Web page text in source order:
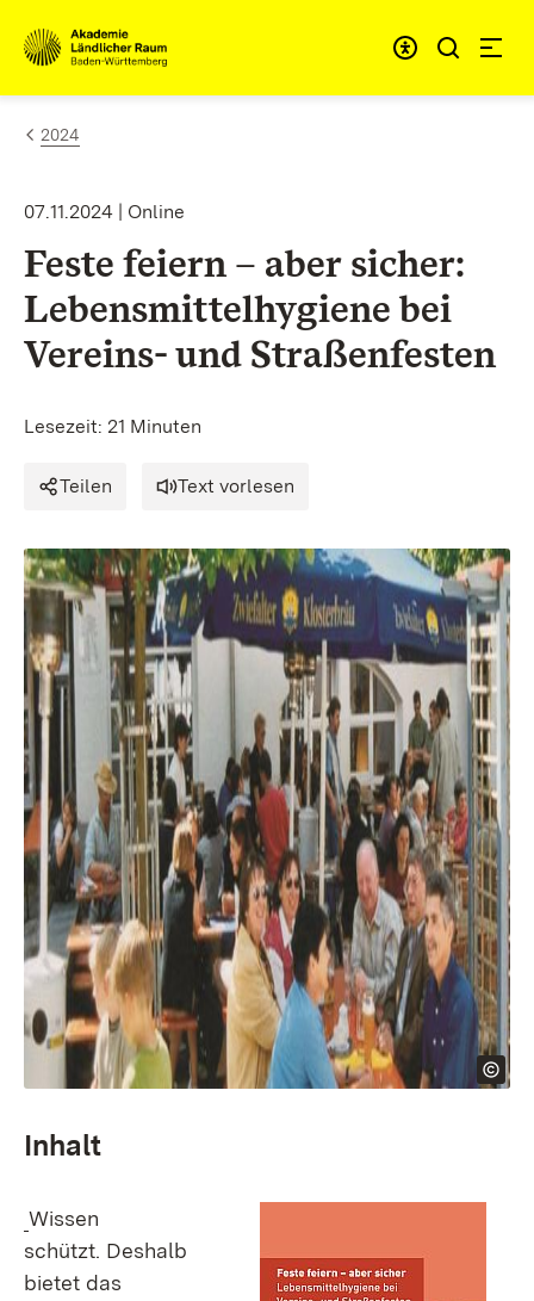
Zum Inhalt springen
Link zur Startseite
2024
07.11.2024 | Online
Feste feiern – aber sicher:
Lebensmittelhygiene bei
Vereins- und Straßenfesten
Lesezeit: 21 Minuten
Teilen Text vorlesen
Inhalt
Wissen
schützt. Deshalb
bietet das